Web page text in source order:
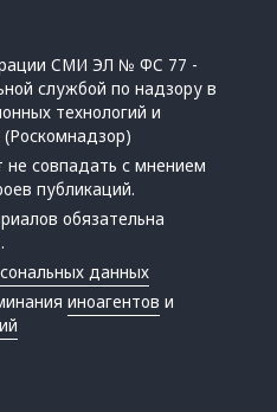
СМИ ЭЛ № ФС 77 -
службой по надзору в
технологий и
совпадать с мнением
публикаций.
обязательна
данных
иноагентов и